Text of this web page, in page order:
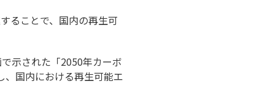
ることで、国内の再生可
示された「2050年カーボ
、国内における再生可能エ